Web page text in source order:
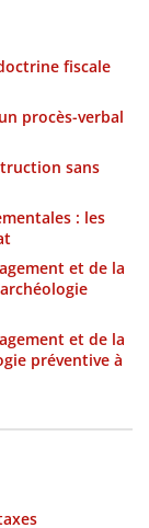
fiscale
procès-verbal
sans
: les
et de la
et de la
préventive à